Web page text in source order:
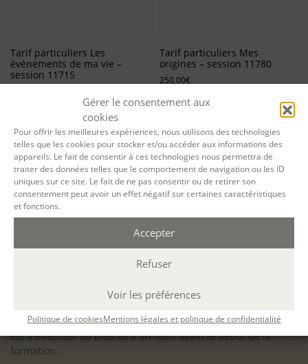
Gérer le consentement aux
cookies
Pour offrir les meilleures expériences, nous utilisons des technologies
telles que les cookies pour stocker et/ou accéder aux informations des
appareils. Le fait de consentir à ces technologies nous permettra de
traiter des données telles que le comportement de navigation ou les ID
uniques sur ce site. Le fait de ne pas consentir ou de retirer son
consentement peut avoir un effet négatif sur certaines caractéristiques
et fonctions.
Accepter
Refuser
Voir les préférences
Politique de cookiesMentions légales et politique de confidentialité
Tarif particuliers Les
événements de ma vie –
session 11715
Tarif particuliers Mes
origines – session 11780
250,00€
Ajouter au panier
Accessibilité : ALEPH-ÉCRITURE est sensible à l’inclusion des
personnes en situation de handicap. Si vous avez besoin
d’un aménagement spécifique de programme, n’hésitez pas
à nous contacter en amont de votre inscription afin
d’étudier la faisabilité de votre projet (adaptation des
supports, accessibilité de nos salles).
Sauf mention contraire, il n’y a pas de modalité d’accès et les
jour ouvré précédant l’ouverture, dans la limite des places
formation (Afdas, France Travail…), la demande d’inscription
est à effectuer au plus tard un mois avant le début de la
formation.